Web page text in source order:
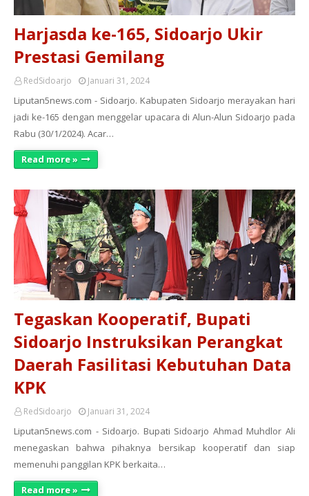
Harjasda ke-165, Sidoarjo Ukir
Prestasi Gemilang
RedSidoarjo Januari 31, 2024
Liputan5news.com - Sidoarjo. Kabupaten Sidoarjo merayakan hari
jadi ke-165 dengan menggelar upacara di Alun-Alun Sidoarjo pada
Rabu (30/1/2024). Acar…
Read more »
Tegaskan Kooperatif, Bupati
Sidoarjo Instruksikan Perangkat
Daerah Fasilitasi Kebutuhan Data
KPK
RedSidoarjo Januari 31, 2024
Liputan5news.com - Sidoarjo. Bupati Sidoarjo Ahmad Muhdlor Ali
menegaskan bahwa pihaknya bersikap kooperatif dan siap
memenuhi panggilan KPK berkaita…
Read more »